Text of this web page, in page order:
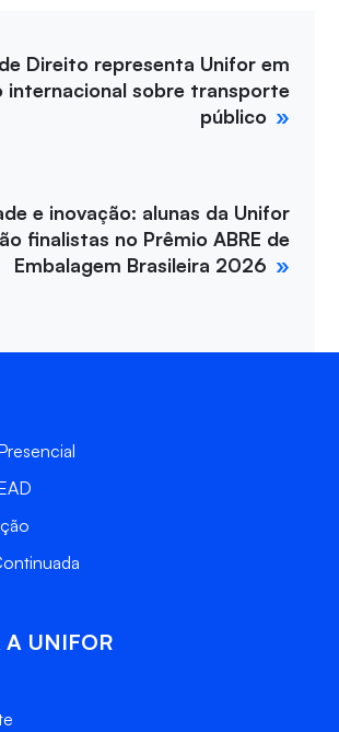
Direito representa Unifor em
internacional sobre transporte
público
e inovação: alunas da Unifor
finalistas no Prêmio ABRE de
Embalagem Brasileira 2026
A UNIFOR